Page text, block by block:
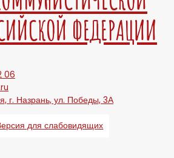
ФЕДЕРАЦИИ
06
г. Назрань, ул. Победы, 3А
для слабовидящих